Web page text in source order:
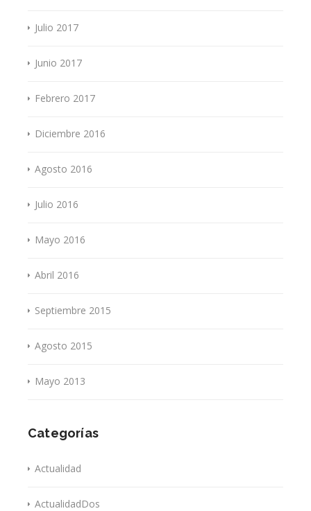
Julio 2017
Junio 2017
Febrero 2017
Diciembre 2016
Agosto 2016
Julio 2016
Mayo 2016
Abril 2016
Septiembre 2015
Agosto 2015
Mayo 2013
Categorías
Actualidad
ActualidadDos